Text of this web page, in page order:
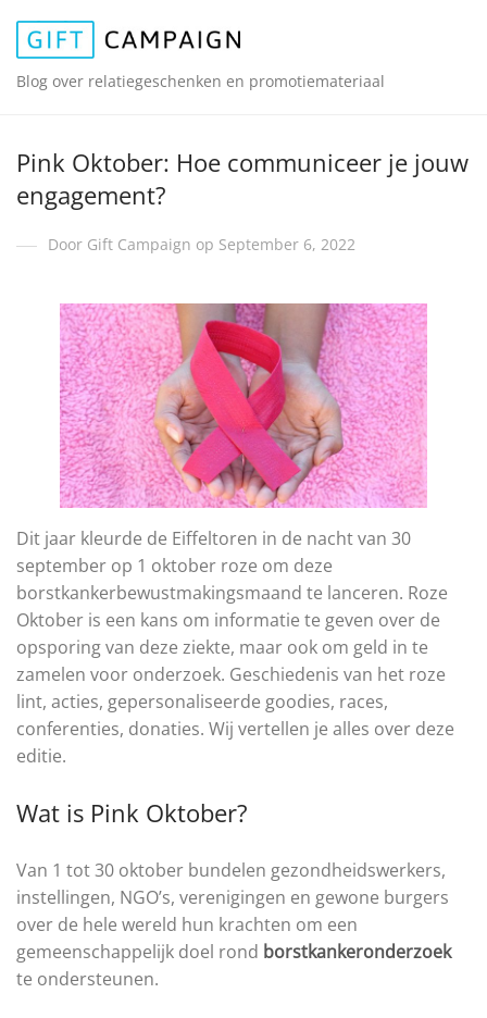
Blog over relatiegeschenken en promotiemateriaal
Pink Oktober: Hoe communiceer je jouw
engagement?
Door Gift Campaign op September 6, 2022
Dit jaar kleurde de Eiffeltoren in de nacht van 30
september op 1 oktober roze om deze
borstkankerbewustmakingsmaand te lanceren. Roze
Oktober is een kans om informatie te geven over de
opsporing van deze ziekte, maar ook om geld in te
zamelen voor onderzoek. Geschiedenis van het roze
lint, acties, gepersonaliseerde goodies, races,
conferenties, donaties. Wij vertellen je alles over deze
editie.
Wat is Pink Oktober?
Van 1 tot 30 oktober bundelen gezondheidswerkers,
instellingen, NGO’s, verenigingen en gewone burgers
over de hele wereld hun krachten om een ​​
gemeenschappelijk doel rond borstkankeronderzoek
te ondersteunen.